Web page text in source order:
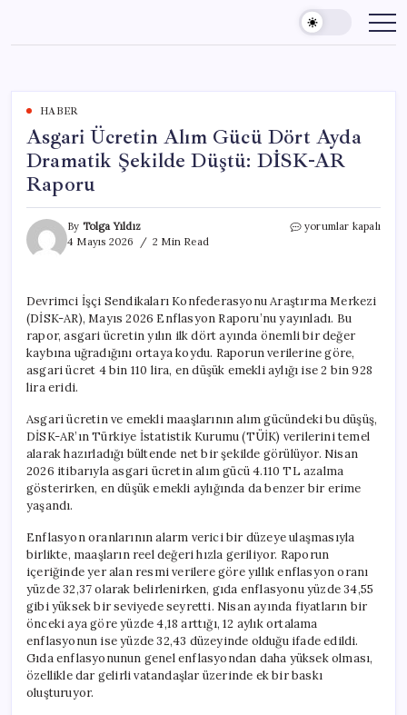
content
HABER
Asgari Ücretin Alım Gücü Dört Ayda
Dramatik Şekilde Düştü: DİSK-AR
Raporu
By Tolga Yıldız
4 Mayıs 2026
2 Min Read
Asgari
Ayda
Dramatik
Şekilde
Düştü:
DİSK-
yorumlar kapalı
Devrimci İşçi Sendikaları Konfederasyonu Araştırma Merkezi
(DİSK-AR), Mayıs 2026 Enflasyon Raporu’nu yayınladı. Bu
rapor, asgari ücretin yılın ilk dört ayında önemli bir değer
kaybına uğradığını ortaya koydu. Raporun verilerine göre,
asgari ücret 4 bin 110 lira, en düşük emekli aylığı ise 2 bin 928
lira eridi.
Asgari ücretin ve emekli maaşlarının alım gücündeki bu düşüş,
DİSK-AR’ın Türkiye İstatistik Kurumu (TÜİK) verilerini temel
alarak hazırladığı bültende net bir şekilde görülüyor. Nisan
2026 itibarıyla asgari ücretin alım gücü 4.110 TL azalma
gösterirken, en düşük emekli aylığında da benzer bir erime
yaşandı.
Enflasyon oranlarının alarm verici bir düzeye ulaşmasıyla
birlikte, maaşların reel değeri hızla geriliyor. Raporun
içeriğinde yer alan resmi verilere göre yıllık enflasyon oranı
yüzde 32,37 olarak belirlenirken, gıda enflasyonu yüzde 34,55
gibi yüksek bir seviyede seyretti. Nisan ayında fiyatların bir
önceki aya göre yüzde 4,18 arttığı, 12 aylık ortalama
enflasyonun ise yüzde 32,43 düzeyinde olduğu ifade edildi.
Gıda enflasyonunun genel enflasyondan daha yüksek olması,
özellikle dar gelirli vatandaşlar üzerinde ek bir baskı
oluşturuyor.